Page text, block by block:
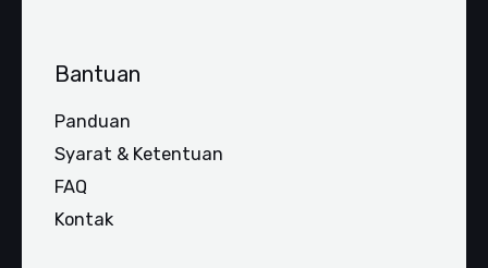
Bantuan
Panduan
Syarat & Ketentuan
FAQ
Kontak